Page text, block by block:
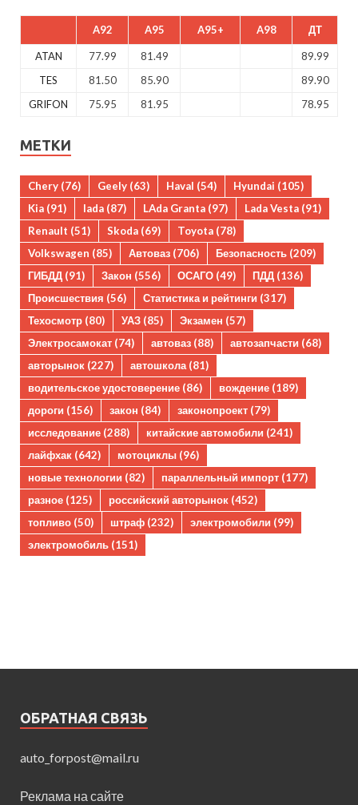
A92 A95 A95+ A98 ДТ
ATAN 77.99 81.49
89.99
TES
81.50 85.90
89.90
GRIFON
75.95 81.95 78.95
МЕТКИ
Chery (76) Geely (63) Haval (54) Hyundai (105)
Kia (91) lada (87) LAda Granta (97) Lada Vesta (91)
Renault (51) Skoda (69) Toyota (78)
Volkswagen (85) Автоваз (706) Безопасность (209)
ГИБДД (91) Закон (556) ОСАГО (49) ПДД (136)
Происшествия (56) Статистика и рейтинги (317)
Техосмотр (80) УАЗ (85) Экзамен (57)
Электросамокат (74) автоваз (88) автозапчасти (68)
авторынок (227) автошкола(81)
водительское удостоверение (86) вождение (189)
дороги (156) закон (84) законопроект (79)
исследование (288) китайские автомобили (241)
лайфхак (642) мотоциклы (96)
новые технологии (82) параллельный импорт (177)
разное (125) российский авторынок (452)
топливо (50) штраф (232) электромобили (99)
электромобиль (151)
ОБРАТНАЯ СВЯЗЬ
auto_forpost@mail.ru
Реклама на сайте